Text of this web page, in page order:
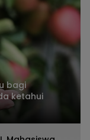
bagi
ketahui